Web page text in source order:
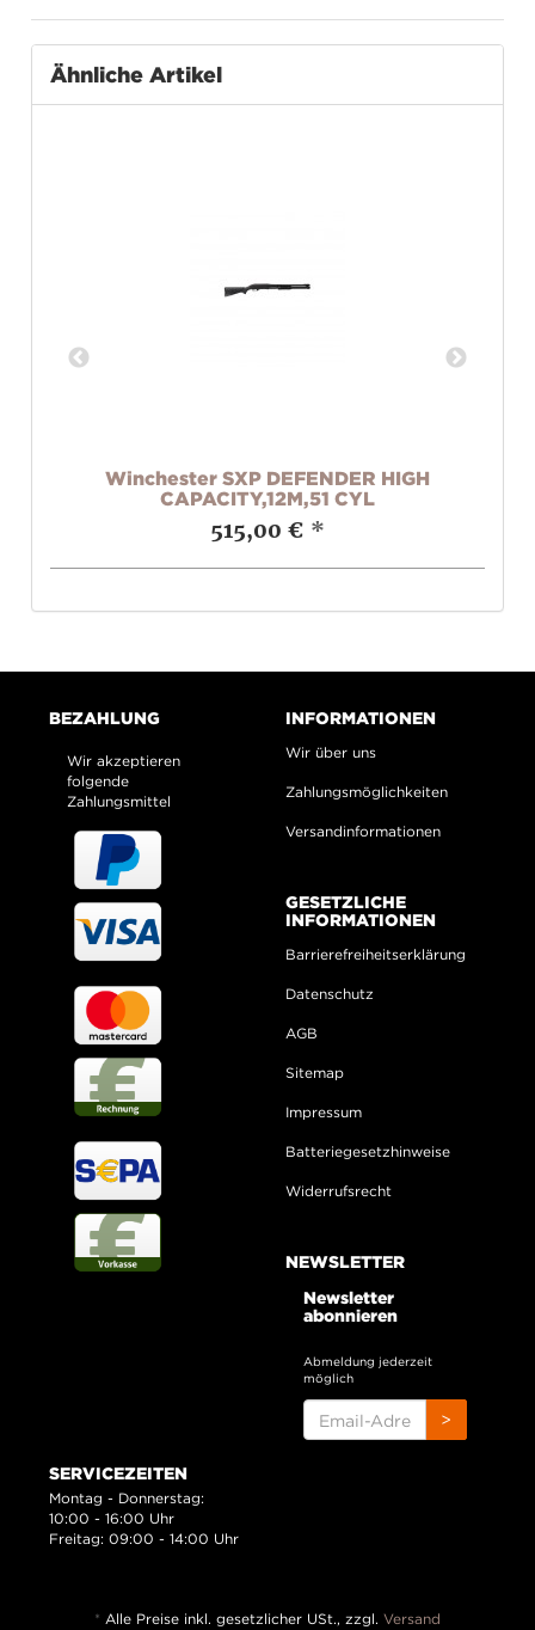
Ähnliche Artikel
Winchester SXP DEFENDER HIGH
CAPACITY,12M,51 CYL
515,00 € *
BEZAHLUNG
Wir akzeptieren
folgende
Zahlungsmittel
INFORMATIONEN
Wir über uns
Zahlungsmöglichkeiten
Versandinformationen
GESETZLICHE
INFORMATIONEN
Barrierefreiheitserklärung
Datenschutz
AGB
Sitemap
Impressum
Batteriegesetzhinweise
Widerrufsrecht
NEWSLETTER
Newsletter
abonnieren
Abmeldung jederzeit
möglich
ADRESSE
>
SERVICEZEITEN
Montag - Donnerstag:
10:00 - 16:00 Uhr
Freitag: 09:00 - 14:00 Uhr
* Alle Preise inkl. gesetzlicher USt., zzgl. Versand